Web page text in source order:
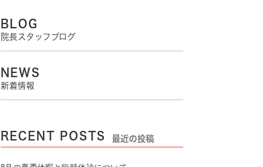
BLOG
院長スタッフブログ
NEWS
新着情報
RECENT POSTS 最近の投稿